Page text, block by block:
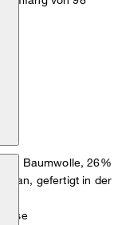
Baumwolle, 26%
gefertigt in der